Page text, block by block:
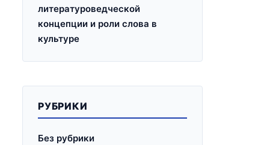
литературоведческой
концепции и роли слова в
культуре
РУБРИКИ
Без рубрики